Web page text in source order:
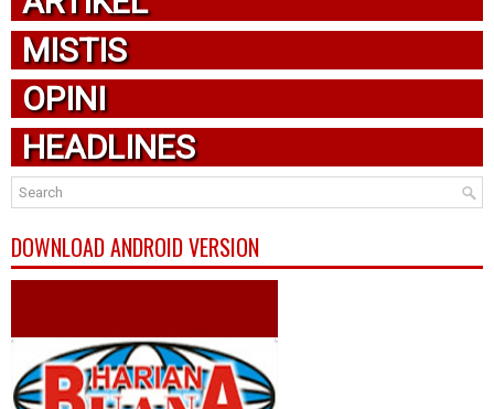
MISTIS
OPINI
HEADLINES
DOWNLOAD ANDROID VERSION